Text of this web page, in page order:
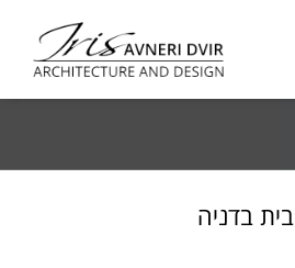
בית בדניה